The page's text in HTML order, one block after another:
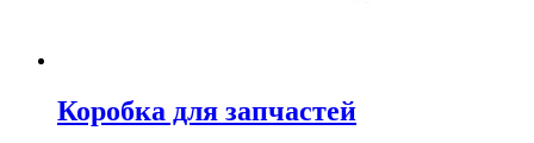
Коробка для запчастей